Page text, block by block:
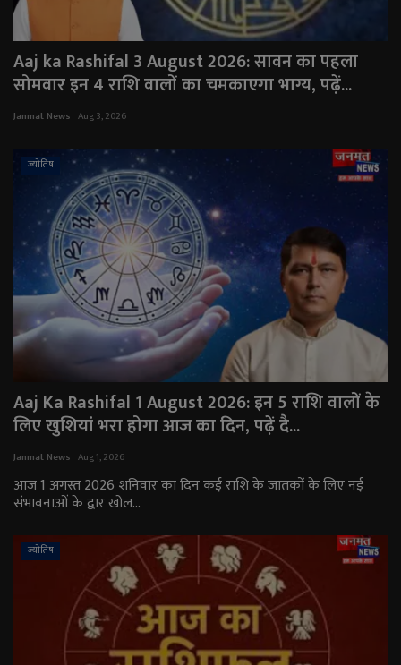
Aaj ka Rashifal 3 August 2026: सावन का पहला
सोमवार इन 4 राशि वालों का चमकाएगा भाग्य, पढ़ें...
Janmat News Aug 3, 2026
ज्योतिष
Aaj Ka Rashifal 1 August 2026: इन 5 राशि वालों के
लिए खुशियां भरा होगा आज का दिन, पढ़ें दै...
Janmat News Aug 1, 2026
आज 1 अगस्त 2026 शनिवार का दिन कई राशि के जातकों के लिए नई
संभावनाओं के द्वार खोल...
ज्योतिष